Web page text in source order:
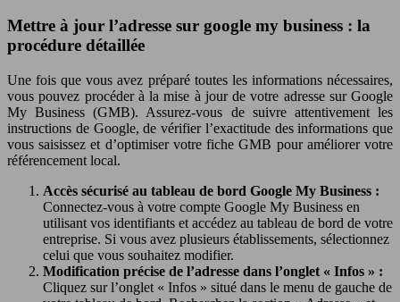
Mettre à jour l’adresse sur google my business : la
procédure détaillée
Une fois que vous avez préparé toutes les informations nécessaires,
vous pouvez procéder à la mise à jour de votre adresse sur Google
My Business (GMB). Assurez-vous de suivre attentivement les
instructions de Google, de vérifier l’exactitude des informations que
vous saisissez et d’optimiser votre fiche GMB pour améliorer votre
référencement local.
Accès sécurisé au tableau de bord Google My Business :
Connectez-vous à votre compte Google My Business en
utilisant vos identifiants et accédez au tableau de bord de votre
entreprise. Si vous avez plusieurs établissements, sélectionnez
celui que vous souhaitez modifier.
Modification précise de l’adresse dans l’onglet « Infos » :
Cliquez sur l’onglet « Infos » situé dans le menu de gauche de